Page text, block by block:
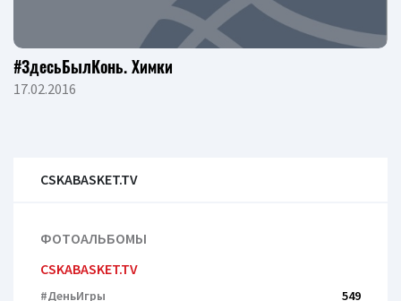
#ЗдесьБылКонь. Химки
17.02.2016
CSKABASKET.TV
ФОТОАЛЬБОМЫ
CSKABASKET.TV
#ДеньИгры 549